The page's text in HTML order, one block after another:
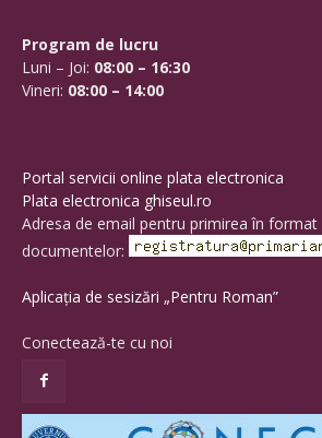
Program de lucru
Luni – Joi: 08:00 – 16:30
Vineri: 08:00 – 14:00
Portal servicii online plata electronica
Plata electronica ghiseul.ro
Adresa de email pentru primirea în format
documentelor:
Aplicația de sesizări „Pentru Roman”
Conectează-te cu noi